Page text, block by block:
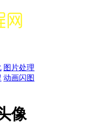
图片处理
动画闪图
像